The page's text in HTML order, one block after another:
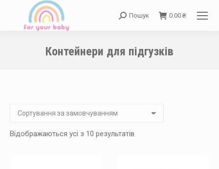
Search:
Пошук 0.00 ₴
Контейнери для підгузків
Відображаються усі з 10 результатів